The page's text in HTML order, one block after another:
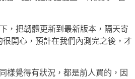
，把韌體更新到最新版本，隔天寄
開心，預計在我們內測完之後，才
樣覺得有狀況，都是前人買的，因